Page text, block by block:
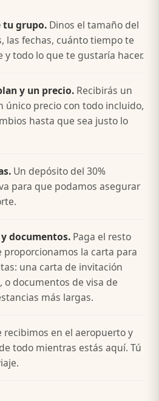
tu grupo. Dinos el tamaño del
las fechas, cuánto tiempo te
todo lo que te gustaría hacer.
y un precio. Recibirás un
único precio con todo incluido,
hasta que sea justo lo
Un depósito del 30%
para que podamos asegurar
documentos. Paga el resto
proporcionamos la carta para
una carta de invitación
o documentos de visa de
más largas.
recibimos en el aeropuerto y
todo mientras estás aquí. Tú